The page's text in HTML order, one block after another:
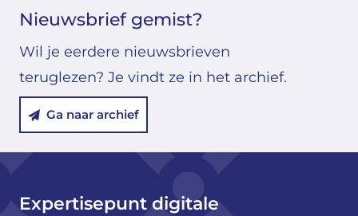
Nieuwsbrief gemist?
Wil je eerdere nieuwsbrieven
teruglezen? Je vindt ze in het archief.
Ga naar archief
Expertisepunt digitale